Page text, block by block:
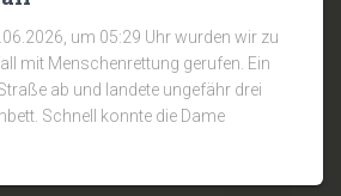
um 05:29 Uhr wurden wir zu
mit Menschenrettung gerufen. Ein
ab und landete ungefähr drei
Schnell konnte die Dame